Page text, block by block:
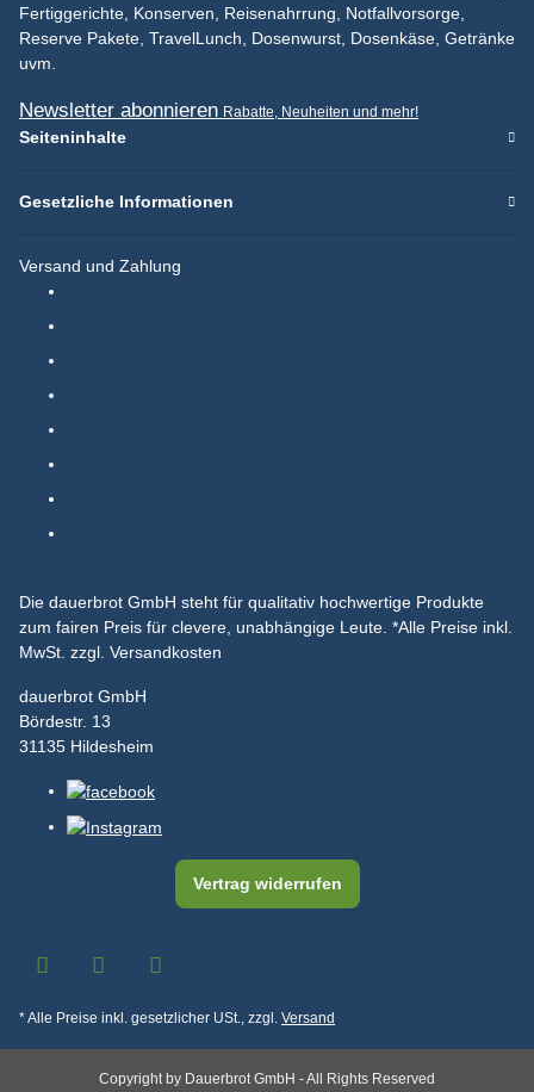
Fertiggerichte, Konserven, Reisenahrrung, Notfallvorsorge,
Reserve Pakete, TravelLunch, Dosenwurst, Dosenkäse, Getränke
uvm.
Newsletter abonnieren Rabatte, Neuheiten und mehr!
Seiteninhalte
Gesetzliche Informationen
Versand und Zahlung
Die dauerbrot GmbH steht für qualitativ hochwertige Produkte
zum fairen Preis für clevere, unabhängige Leute. *Alle Preise inkl.
MwSt. zzgl. Versandkosten
dauerbrot GmbH
Bördestr. 13
31135 Hildesheim
Vertrag widerrufen
* Alle Preise inkl. gesetzlicher USt., zzgl. Versand
Copyright by Dauerbrot GmbH - All Rights Reserved